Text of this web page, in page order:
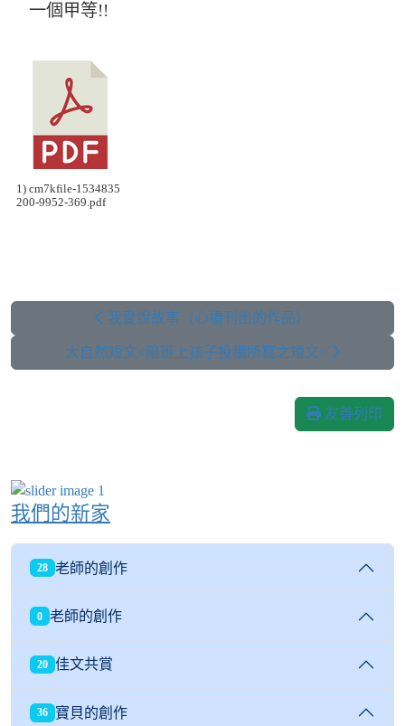
一個甲等!!
1) cm7kfile-1534835
200-9952-369.pdf
我愛說故事（心橋刊出的作品）
大自然短文<陪班上孩子投稿所寫之短文>
友善列印
我們的新家
28 老師的創作
0 老師的創作
20 佳文共賞
36 寶貝的創作